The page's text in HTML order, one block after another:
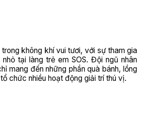
trong không khí vui tươi, với sự tham gia
tại làng trẻ em SOS. Đội ngũ nhân
mang đến những phần quà bánh, lồng
chức nhiều hoạt động giải trí thú vị.